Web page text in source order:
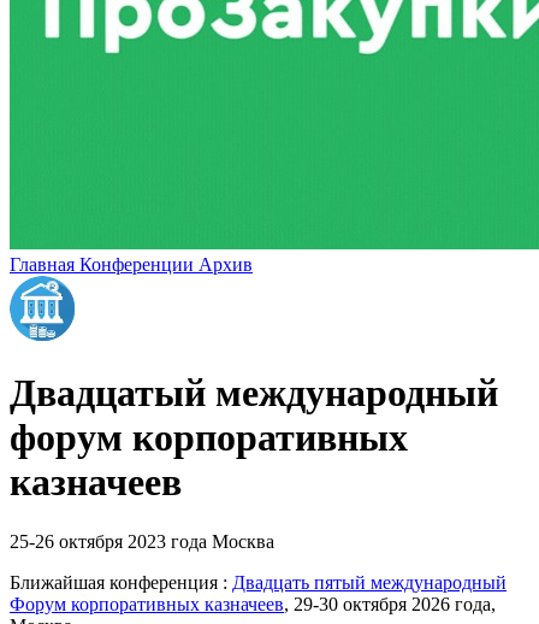
Главная Конференции Архив
Двадцатый международный
форум корпоративных
казначеев
25-26 октября 2023 года Москва
Ближайшая конференция : Двадцать пятый международный
Форум корпоративных казначеев, 29-30 октября 2026 года,